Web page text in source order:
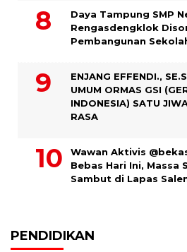
Daya Tampung SMP
Rengasdengklok
Pembangunan
ENJANG EFFENDI.,
UMUM ORMAS GSI
INDONESIA) SATU
RASA
Wawan Aktivis
Bebas Hari Ini, Massa
Sambut di Lapas
PENDIDIKAN